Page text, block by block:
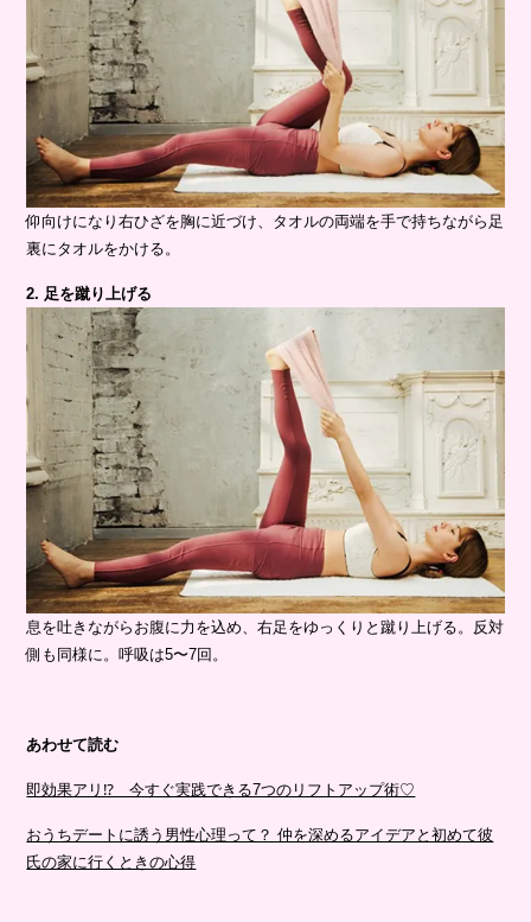
仰向けになり右ひざを胸に近づけ、タオルの両端を手で持ちながら足
裏にタオルをかける。
2. 足を蹴り上げる
息を吐きながらお腹に力を込め、右足をゆっくりと蹴り上げる。反対
側も同様に。呼吸は5〜7回。
あわせて読む
即効果アリ⁉︎ 今すぐ実践できる7つのリフトアップ術♡
おうちデートに誘う男性心理って？ 仲を深めるアイデアと初めて彼
氏の家に行くときの心得